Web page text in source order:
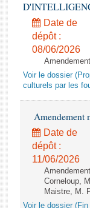
Date de
dépôt :
08/06/2026
Voir le dossier
culturels par les
Amendement
Date de
dépôt :
11/06/2026
Corneloup,
Maistre, M.
Voir le dossier